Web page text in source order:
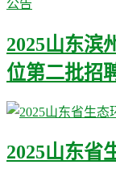
2025山东滨
位第二批招
2025山东省